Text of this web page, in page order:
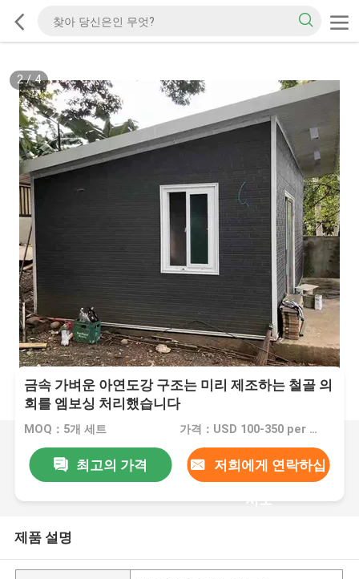
2/4
금속 가벼운 아연도강 구조는 미리 제조하는 철골 의
회를 엠보싱 처리했습니다
MOQ：5개 세트 가격：USD 100-350 per sqm
최고의 가격 저희에게 연락하십
시오
제품 설명